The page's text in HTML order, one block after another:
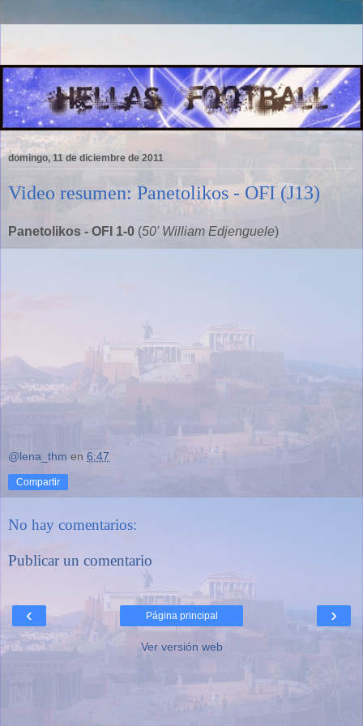
domingo, 11 de diciembre de 2011
Video resumen: Panetolikos - OFI (J13)
Panetolikos - OFI 1-0 (50' William Edjenguele)
@lena_thm en 6:47
Compartir
No hay comentarios:
Publicar un comentario
‹ ›
Página principal
Ver versión web